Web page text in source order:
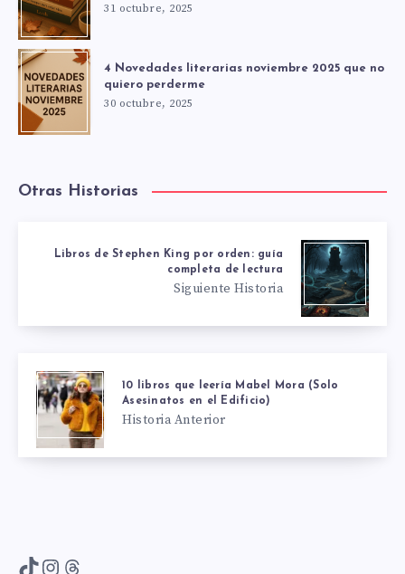
31 octubre, 2025
4 Novedades literarias noviembre 2025 que no
quiero perderme
30 octubre, 2025
Otras Historias
Libros de Stephen King por orden: guía
completa de lectura
Siguiente Historia
10 libros que leería Mabel Mora (Solo
Asesinatos en el Edificio)
Historia Anterior
TikTok
Instagram
Threads